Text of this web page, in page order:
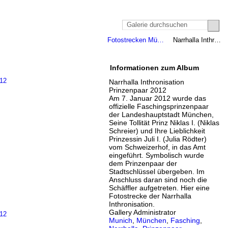
Fotostrecken Mü… Narrhalla Inthr…
Informationen zum Album
Narrhalla Inthronisation
Prinzenpaar 2012
Am 7. Januar 2012 wurde das
offizielle Faschingsprinzenpaar
der Landeshauptstadt München,
Seine Tollität Prinz Niklas I. (Niklas
Schreier) und Ihre Lieblichkeit
Prinzessin Juli I. (Julia Rödter)
vom Schweizerhof, in das Amt
eingeführt. Symbolisch wurde
dem Prinzenpaar der
Stadtschlüssel übergeben. Im
Anschluss daran sind noch die
Schäffler aufgetreten. Hier eine
Fotostrecke der Narrhalla
Inthronisation.
Gallery Administrator
Munich
München Fasching